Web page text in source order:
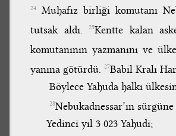
24
Muhafız birliği komutanı
tutsak aldı.25Kentte kalan
komutanının yazmanını ve
yanına götürdü.27Babil Kralı
Böylece Yahuda halkı
28Nebukadnessar’ın
Yedinci yıl 3 023 Yahudi;